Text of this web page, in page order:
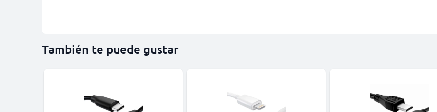
También te puede gustar